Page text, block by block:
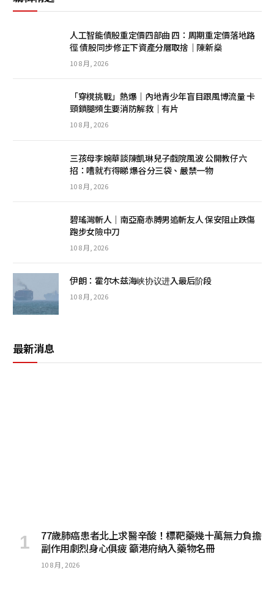
人工智能債股重定價四部曲 四：周期重定價落地路
徑 債股同步修正下資產分層取捨｜陳新燊
10 8 月, 2026
「穿櫈挑戰」熱爆｜內地青少年盲目跟風博流量 卡
頸鎖腿頻生要消防解救｜有片
10 8 月, 2026
三孩母李婉華談陳凱琳兒子戲院風波 公開教仔六
招：嘈就冇得睇 爆谷分三袋、嚴禁一物
10 8 月, 2026
碧瑤灣斬人│南亞裔赤膊男追斬友人 保安阻止跌傷
跑步女險中刀
10 8 月, 2026
伊朗：霍尔木兹海峡协议进入最后阶段
10 8 月, 2026
最新消息
77歲肺癌患者北上求醫辛酸！標靶藥幾十萬無力負擔
副作用劇烈身心俱疲 籲港府納入藥物名冊
10 8 月, 2026